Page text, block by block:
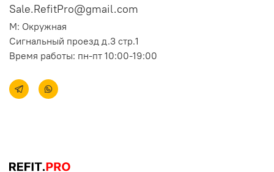
Sale.RefitPro@gmail.com
М: Окружная
Сигнальный проезд д.3 стр.1
Время работы: пн-пт 10:00-19:00